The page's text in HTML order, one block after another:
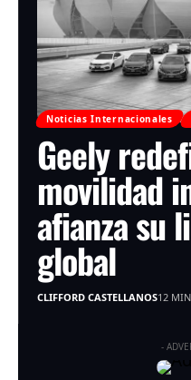
Noticias Internacionales
Geely
movilidad
afianza su
global
CLIFFORD CASTELLANOS12
-